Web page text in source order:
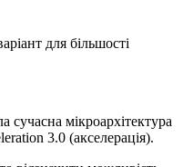
для більшості
мікроархітектура
3.0 (акселерація).